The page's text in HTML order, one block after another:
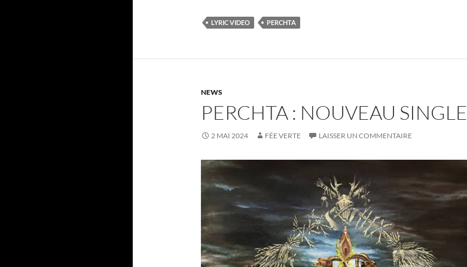
LYRIC VIDEO PERCHTA
NEWS
PERCHTA : NOUVEAU SINGLE
2 MAI 2024 FÉE VERTE LAISSER UN COMMENTAIRE